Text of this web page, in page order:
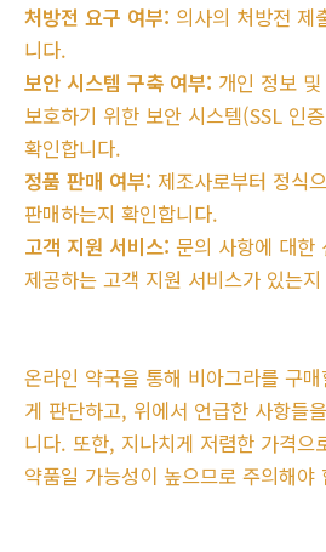
처방전 요구 여부: 의사의 처방전 제
니다.
보안 시스템 구축 여부: 개인 정보
보호하기 위한 보안 시스템(SSL 인
확인합니다.
정품 판매 여부: 제조사로부터 정식
판매하는지 확인합니다.
고객 지원 서비스: 문의 사항에 대한
제공하는 고객 지원 서비스가 있는
온라인 약국을 통해 비아그라를 구
게 판단하고, 위에서 언급한 사항들
니다. 또한, 지나치게 저렴한 가격으
약품일 가능성이 높으므로 주의해야